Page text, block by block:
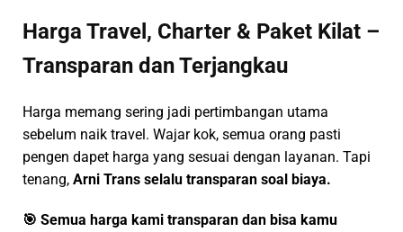
Harga Travel, Charter & Paket Kilat –
Transparan dan Terjangkau
Harga memang sering jadi pertimbangan utama
sebelum naik travel. Wajar kok, semua orang pasti
pengen dapet harga yang sesuai dengan layanan. Tapi
tenang, Arni Trans selalu transparan soal biaya.
🎯 Semua harga kami transparan dan bisa kamu